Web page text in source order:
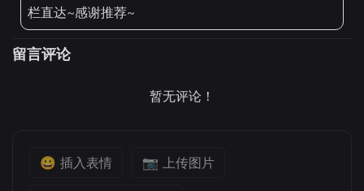
栏直达~感谢推荐~
留言评论
暂无评论！
😀 插入表情 📷 上传图片